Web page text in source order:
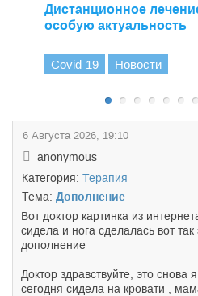
Дистанционное
особую актуальность
Covid-19 Новости
6 Августа 2026, 19:10
anonymous
Категория: Терапия
Тема: Дополнение
Вот доктор картинка из
сидела и нога сделалась вот так
дополнение
Доктор здравствуйте, это снова
сегодня сидела на кровати ,